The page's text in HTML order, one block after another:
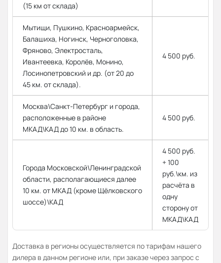
(15 км от склада)
Мытищи, Пушкино, Красноармейск,
Балашиха, Ногинск, Черноголовка,
Фряново, Электросталь,
Ивантеевка, Королёв, Монино,
Лосинопетровский и др. (от 20 до
45 км. от склада).
4 500 руб.
Москва\Санкт-Петербург и города,
расположенные в районе
МКАД\КАД до 10 км. в область.
4 500 руб.
Города Московской\Ленинградской
области, располагающиеся далее
10 км. от МКАД (кроме Щёлковского
шоссе)\КАД
4 500 руб.
+ 100
руб.\км. из
расчёта в
одну
сторону от
МКАД\КАД
Доставка в регионы осуществляется по тарифам нашего
дилера в данном регионе или, при заказе через запрос с